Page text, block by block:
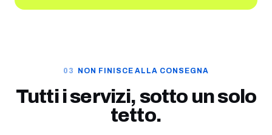
NON FINISCE ALLA CONSEGNA
Tutti i servizi, sotto un solo
tetto.